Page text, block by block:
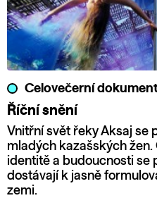
Celovečerní
Říční snění
Vnitřní svět řeky Aksaj se
mladých kazašských
identitě a budoucnosti se
dostávají k jasně
zemi.